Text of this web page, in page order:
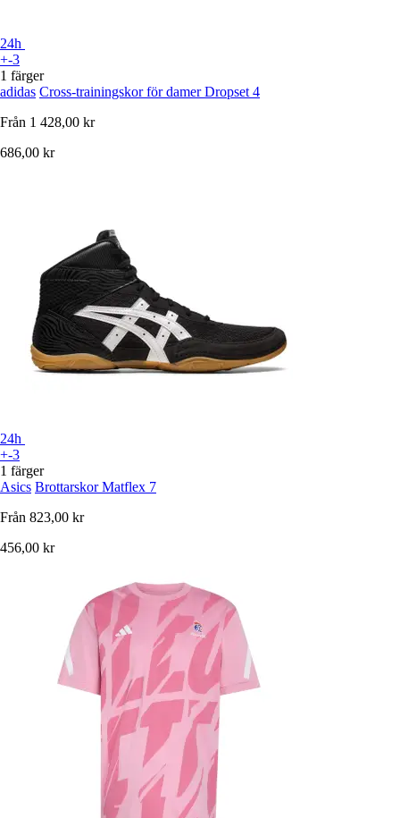
24h
+-3
1 färger
adidas Cross-trainingskor för damer Dropset 4
Från 1 428,00 kr
686,00 kr
24h
+-3
1 färger
Asics Brottarskor Matflex 7
Från 823,00 kr
456,00 kr